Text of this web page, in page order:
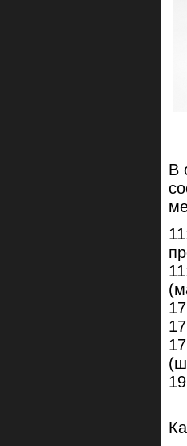
В